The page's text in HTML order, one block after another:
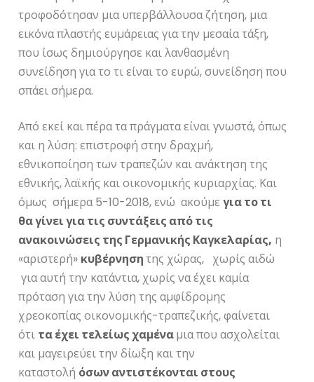
τροφοδότησαν μια υπερβάλλουσα ζήτηση, μια
εικόνα πλαστής ευμάρειας για την μεσαία τάξη,
που ίσως δημιούργησε και λανθασμένη
συνείδηση για το τι είναι το ευρώ, συνείδηση που
σπάει σήμερα.
Από εκεί και πέρα τα πράγματα είναι γνωστά, όπως
και η λύση: επιστροφή στην δραχμή,
εθνικοποίηση των τραπεζών και ανάκτηση της
εθνικής, λαϊκής και οικονομικής κυριαρχίας. Και
όμως σήμερα 5-10-2018, ενώ ακούμεγια το τι
θα γίνει για τις συντάξεις από τις
ανακοινώσεις της Γερμανικής Καγκελαρίας, η
«αριστερή» κυβέρνησητης χώρας, χωρίς αιδώ
για αυτή την κατάντια, χωρίς να έχει καμία
πρόταση για την λύση της αμφίδρομης
χρεοκοπίας οικονομικής-τραπεζικής, φαίνεται
ότι τα έχει τελείως χαμέναμια που ασχολείται
και μαγειρεύει την δίωξη και την
καταστολή όσων αντιστέκονται στους